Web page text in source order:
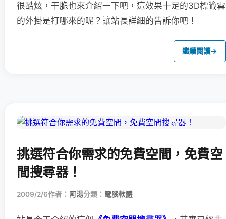
很酷炫，干脆也來介紹一下吧，這效果十足的3D標籤雲
的外掛是打哪來的呢？讓站長詳細的告訴你吧！
繼續閱讀→
挑選符合你需求的免費空間，免費空
間搜尋器！
2009/2/6作者： 阿湯分類： 電腦軟體